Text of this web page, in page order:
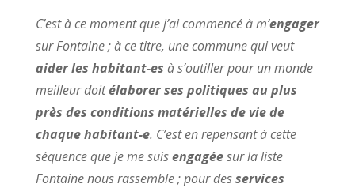
C’est à ce moment que j’ai commencé à m’engager
sur Fontaine ; à ce titre, une commune qui veut
aider les habitant-es à s’outiller pour un monde
meilleur doitélaborer ses politiques au plus
près des conditions matérielles de vie de
chaque habitant-e. C’est en repensant à cette
séquence que je me suisengagéesur la liste
Fontaine nous rassemble ; pour desservices